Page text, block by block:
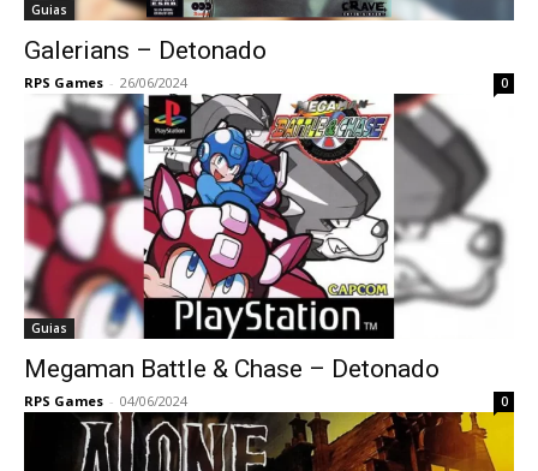
Guias
Galerians – Detonado
RPS Games - 26/06/2024 0
Guias
Megaman Battle & Chase – Detonado
RPS Games - 04/06/2024 0